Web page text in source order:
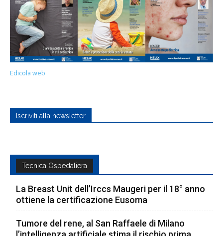
Edicola web
Iscriviti alla newsletter
Tecnica Ospedaliera
La Breast Unit dell’Irccs Maugeri per il 18° anno
ottiene la certificazione Eusoma
Tumore del rene, al San Raffaele di Milano